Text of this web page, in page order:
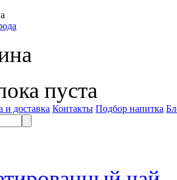
пуста
и доставка Контакты Подбор напитка